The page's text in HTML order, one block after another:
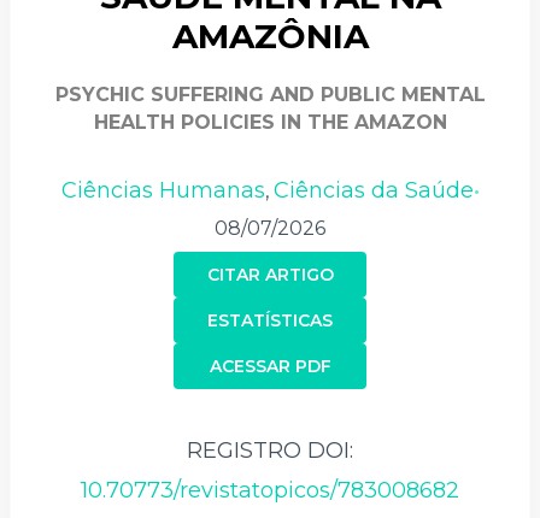
AMAZÔNIA
PSYCHIC SUFFERING AND PUBLIC MENTAL
HEALTH POLICIES IN THE AMAZON
Ciências Humanas, Ciências da Saúde•
08/07/2026
CITAR ARTIGO
ACESSAR PDF
ESTATÍSTICAS
REGISTRO DOI:
10.70773/revistatopicos/783008682